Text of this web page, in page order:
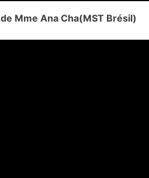
Mme Ana Cha(MST Brésil)